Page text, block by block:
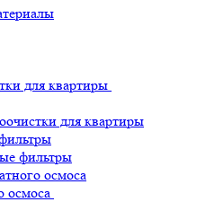
для квартиры
для квартиры
фильтры
осмоса
осмоса